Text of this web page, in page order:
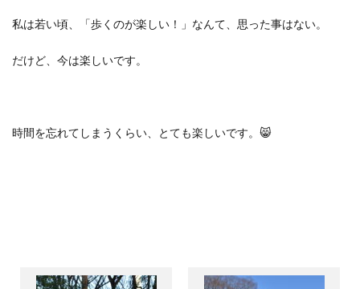
私は若い頃、「歩くのが楽しい！」なんて、思った事はない。
だけど、今は楽しいです。
時間を忘れてしまうくらい、とても楽しいです。 😸